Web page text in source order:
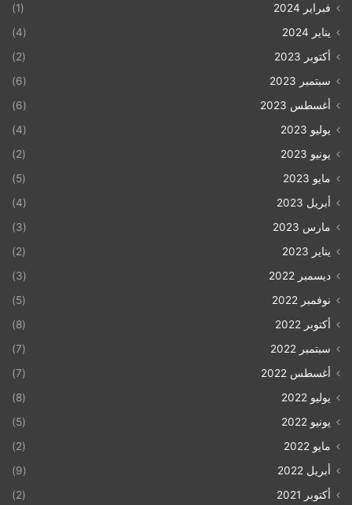
فبراير 2024
(1)
يناير 2024
(4)
أكتوبر 2023
(2)
سبتمبر 2023
(6)
أغسطس 2023
(6)
يوليو 2023
(4)
يونيو 2023
(2)
مايو 2023
(5)
أبريل 2023
(4)
مارس 2023
(3)
يناير 2023
(2)
ديسمبر 2022
(3)
نوفمبر 2022
(5)
أكتوبر 2022
(8)
سبتمبر 2022
(7)
أغسطس 2022
(7)
يوليو 2022
(8)
يونيو 2022
(5)
مايو 2022
(2)
أبريل 2022
(9)
أكتوبر 2021
(2)